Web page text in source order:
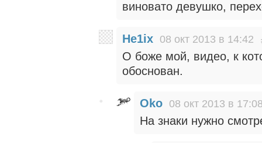
виновато девушко,
He1ix 08 окт 2013 в 14:42
О боже мой, видео, к
обоснован.
Oko 08 окт 2013 в
На знаки нужно